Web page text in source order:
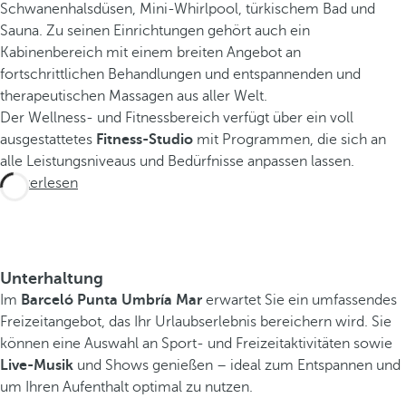
Schwanenhalsdüsen, Mini-Whirlpool, türkischem Bad und
Sauna. Zu seinen Einrichtungen gehört auch ein
Kabinenbereich mit einem breiten Angebot an
fortschrittlichen Behandlungen und entspannenden und
therapeutischen Massagen aus aller Welt.
Der Wellness- und Fitnessbereich verfügt über ein voll
ausgestattetes Fitness-Studio mit Programmen, die sich an
alle Leistungsniveaus und Bedürfnisse anpassen lassen.
Weiterlesen
Unterhaltung
Im Barceló Punta Umbría Mar erwartet Sie ein umfassendes
Freizeitangebot, das Ihr Urlaubserlebnis bereichern wird. Sie
können eine Auswahl an Sport- und Freizeitaktivitäten sowie
Live-Musik und Shows genießen – ideal zum Entspannen und
um Ihren Aufenthalt optimal zu nutzen.